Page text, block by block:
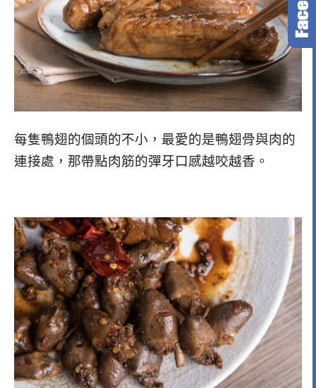
每隻鴨翅的個頭的不小，最愛的是鴨翅骨與肉的
連接處，那帶點肉筋的彈牙口感越咬越香。